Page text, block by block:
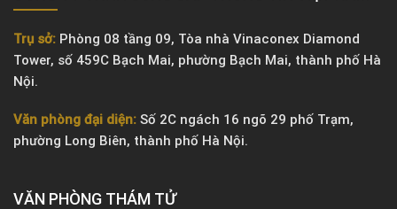
Trụ sở: Phòng 08 tầng 09, Tòa nhà Vinaconex Diamond
Tower, số 459C Bạch Mai, phường Bạch Mai, thành phố Hà
Nội.
Văn phòng đại diện: Số 2C ngách 16 ngõ 29 phố Trạm,
phường Long Biên, thành phố Hà Nội.
VĂN PHÒNG ​THÁM TỬ